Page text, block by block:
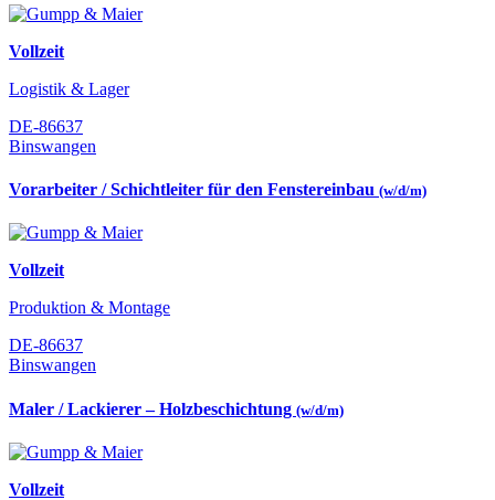
Vollzeit
Logistik & Lager
DE-86637
Binswangen
Vorarbeiter / Schichtleiter für den Fenstereinbau (w/d/m)
Vollzeit
Produktion & Montage
DE-86637
Binswangen
Maler / Lackierer – Holzbeschichtung (w/d/m)
Vollzeit